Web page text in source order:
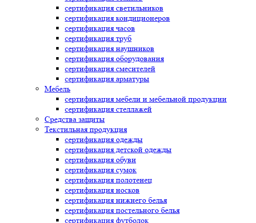
сертификация светильников
сертификация кондиционеров
сертификация часов
сертификация труб
сертификация наушников
сертификация оборудования
сертификация смесителей
сертификация арматуры
Мебель
сертификация мебели и мебельной продукции
сертификация стеллажей
Средства защиты
Текстильная продукция
сертификация одежды
сертификация детской одежды
сертификация обуви
сертификация сумок
сертификация полотенец
сертификация носков
сертификация нижнего белья
сертификация постельного белья
сертификация футболок